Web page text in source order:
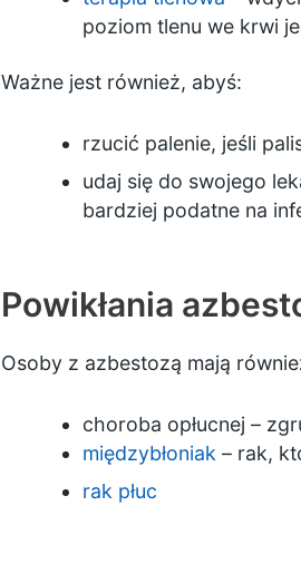
poziom tlenu we krwi
Ważne jest również, abyś:
rzucić palenie, jeśli
udaj się do swojego
bardziej podatne na
Powikłania
Osoby z azbestozą mają
choroba opłucnej –
międzybłoniak – rak,
rak płuc